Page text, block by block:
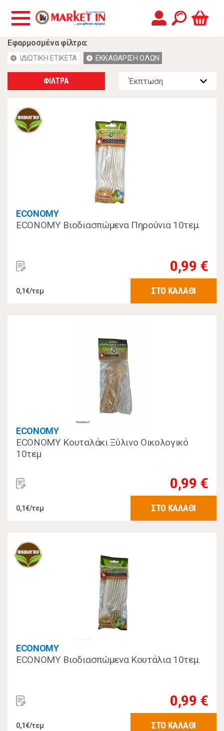
Εφαρμοσμένα φίλτρα:
cancel ΙΔΙΩΤΙΚΗ ΕΤΙΚΕΤΑ cancel ΕΚΚΑΘΑΡΙΣΗ ΟΛΩΝ
ΦΙΛΤΡΑ
ECONOMY
ECONOMY Βιοδιασπώμενα Πηρούνια 10τεμ.
0,99 €
0,1€/τεμ ΣΤΟ ΚΑΛΑΘΙ
ECONOMY
ECONOMY Κουταλάκι Ξύλινο Οικολογικό
10τεμ
0,99 €
0,1€/τεμ ΣΤΟ ΚΑΛΑΘΙ
ECONOMY
ECONOMY Βιοδιασπώμενα Κουτάλια 10τεμ.
0,99 €
0,1€/τεμ ΣΤΟ ΚΑΛΑΘΙ